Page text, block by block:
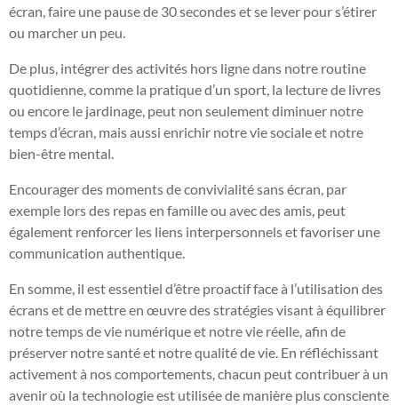
écran, faire une pause de 30 secondes et se lever pour s’étirer
ou marcher un peu.
De plus, intégrer des activités hors ligne dans notre routine
quotidienne, comme la pratique d’un sport, la lecture de livres
ou encore le jardinage, peut non seulement diminuer notre
temps d’écran, mais aussi enrichir notre vie sociale et notre
bien-être mental.
Encourager des moments de convivialité sans écran, par
exemple lors des repas en famille ou avec des amis, peut
également renforcer les liens interpersonnels et favoriser une
communication authentique.
En somme, il est essentiel d’être proactif face à l’utilisation des
écrans et de mettre en œuvre des stratégies visant à équilibrer
notre temps de vie numérique et notre vie réelle, afin de
préserver notre santé et notre qualité de vie. En réfléchissant
activement à nos comportements, chacun peut contribuer à un
avenir où la technologie est utilisée de manière plus consciente